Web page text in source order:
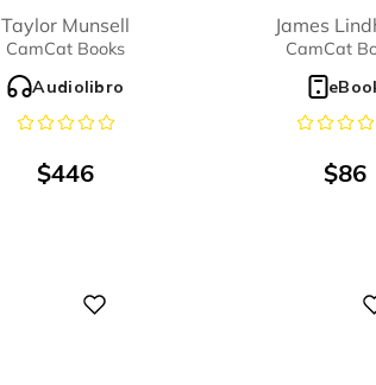
Taylor Munsell
CamCat Books
Audiolibro
$446
James
CamCat
$86